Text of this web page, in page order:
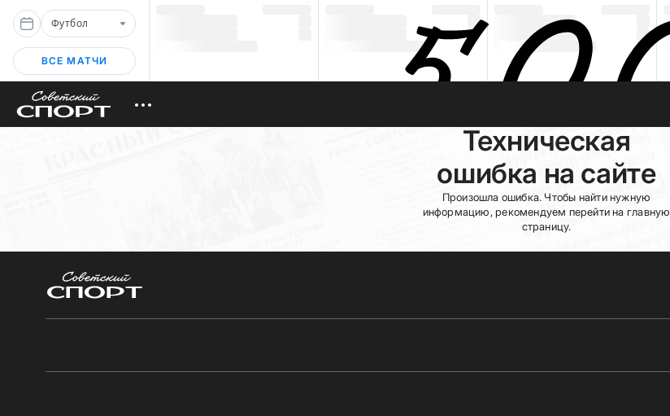
Футбол
ВСЕ МАТЧИ
Техническая
ошибка на сайте
Произошла ошибка. Чтобы найти нужную
информацию, рекомендуем перейти на главную
страницу.